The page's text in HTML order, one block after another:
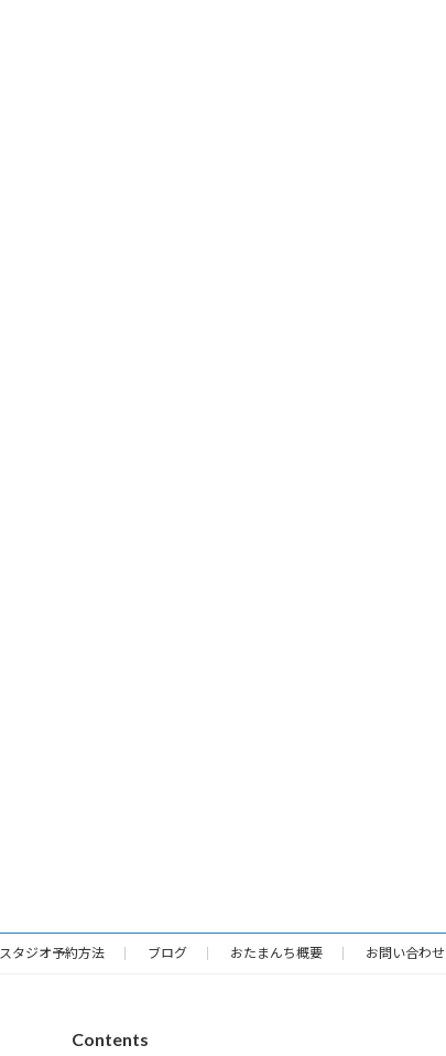
スタジオ予約方法 ブログ おたまんち概要 お問い合わせ
Contents